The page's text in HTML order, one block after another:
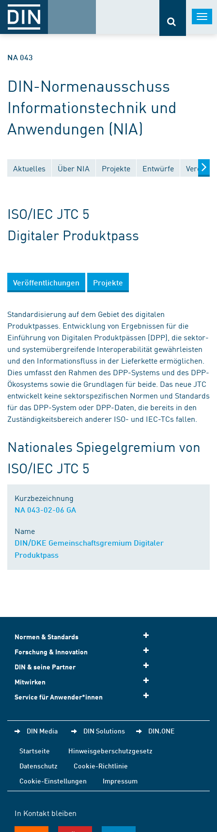
NA 043
DIN-Normenausschuss
Informationstechnik und
Anwendungen (NIA)
Aktuelles Über NIA Projekte Entwürfe
ISO/IEC JTC 5
Digitaler Produktpass
Veröffentlichungen Projekte
Standardisierung auf dem Gebiet des digitalen
Produktpasses. Entwicklung von Ergebnissen für die
Einführung von Digitalen Produktpässen (DPP), die sektor-
und systemübergreifende Interoperabilität gewährleisten
und den Informationsfluss in der Lieferkette ermöglichen.
Dies umfasst den Rahmen des DPP-Systems und des DPP-
Ökosystems sowie die Grundlagen für beide. Das neue JTC
entwickelt keine sektorspezifischen Normen und Standards
für das DPP-System oder DPP-Daten, die bereits in den
Zuständigkeitsbereich anderer ISO- und IEC-TCs fallen.
Nationales Spiegelgremium von
ISO/IEC JTC 5
Kurzbezeichnung
NA 043-02-06 GA
Name
DIN/DKE Gemeinschaftsgremium Digitaler
Produktpass
Normen & Standards
Forschung & Innovation
DIN & seine Partner
Mitwirken
Service für Anwender*innen
DIN Media DIN Solutions DIN.ONE
Startseite
Hinweisgeberschutzgesetz
Datenschutz
Cookie-Richtlinie
Cookie-Einstellungen
Impressum
In Kontakt bleiben